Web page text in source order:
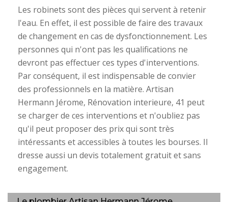
Les robinets sont des pièces qui servent à retenir
l'eau. En effet, il est possible de faire des travaux
de changement en cas de dysfonctionnement. Les
personnes qui n'ont pas les qualifications ne
devront pas effectuer ces types d'interventions.
Par conséquent, il est indispensable de convier
des professionnels en la matière. Artisan
Hermann Jérome, Rénovation interieure, 41 peut
se charger de ces interventions et n'oubliez pas
qu'il peut proposer des prix qui sont très
intéressants et accessibles à toutes les bourses. Il
dresse aussi un devis totalement gratuit et sans
engagement.